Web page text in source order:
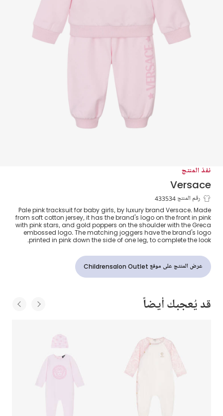
نفذ المنتج
Versace
بدلة رياضية قطن جيرسي لون زهري فاتح
للمولودات
رقم المنتج 433534
Pale pink tracksuit for baby girls, by luxury brand Versace. Made
from soft cotton jersey, it has the brand's logo on the front in pink
with pink stars, and gold poppers on the shoulder with the Greca
embossed logo. The matching joggers have the brand's logo
printed in pink down the side of one leg, to complete the look.
عرض المنتج على موقع Childrensalon Outlet
قد يُعجبك أيضاً